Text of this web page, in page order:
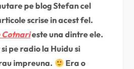
pe blog Stefan cel
scrise in acest fel.
Cotnarieste una dintre ele.
pe radio la Huidu si
impreuna.
Era o